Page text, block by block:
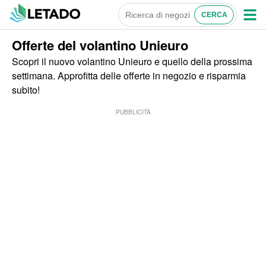
Offerte del volantino Unieuro
Scopri il nuovo volantino Unieuro e quello della prossima
settimana. Approfitta delle offerte in negozio e risparmia
subito!
PUBBLICITÀ